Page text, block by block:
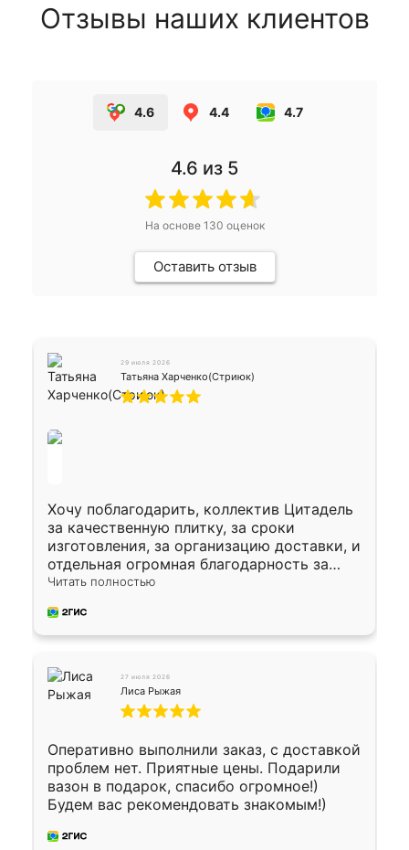
Отзывы наших клиентов
4.6 4.4 4.7
4.6 из 5
На основе 130 оценок
Оставить отзыв
29 июля 2026
Татьяна Харченко(Стриюк)
Хочу поблагодарить, коллектив Цитадель
за качественную плитку, за сроки
изготовления, за организацию доставки, и
отдельная огромная благодарность за
укладку плитки Оганесу, за два дня 70 кв,
Читать полностью
27 июля 2026
Лиса Рыжая
Оперативно выполнили заказ, с доставкой
проблем нет. Приятные цены. Подарили
вазон в подарок, спасибо огромное!)
Будем вас рекомендовать знакомым!)